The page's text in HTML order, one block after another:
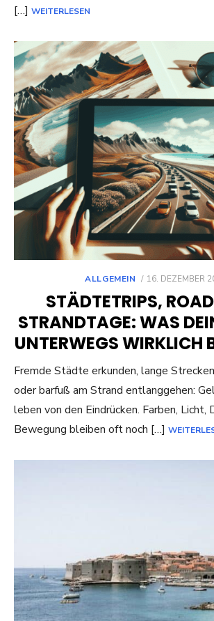
[…] WEITERLESEN
ALLGEMEIN
POSTED
16. DEZEMBER
STÄDTETRIPS,
STRANDTAGE: WAS
UNTERWEGS WIRKLICH
Fremde Städte erkunden, lange
oder barfuß am Strand entlanggehen:
leben von den Eindrücken. Farben, Licht,
Bewegung bleiben oft noch […]